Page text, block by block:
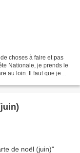
choses à faire et pas
Nationale, je prends le
au loin. Il faut que je